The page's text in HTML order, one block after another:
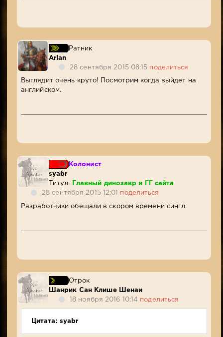
Ратник
Arlan
28 сентября 2015 08:15 поделиться
Выглядит очень круто! Посмотрим когда выйдет на
английском.
Колонист
syabr
Титул:
Главный динозавр и ГГ сайта
28 сентября 2015 12:01
поделиться
Разработчики обещали в скором времени сингл.
Отрок
Шанрик Сан Клише Шенаи
18 ноября 2016 10:14 поделиться
Цитата: syabr